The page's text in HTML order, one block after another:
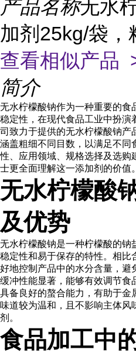
产品名称无水
加剂25kg/袋，
查看相似产品
简介
无水柠檬酸钠作为一种重要的食
稳定性，在现代食品工业中扮演
司致力于提供的无水柠檬酸钠产
涵盖粗细不同目数，以满足不同
性、应用领域、规格选择及选购
士更全面理解这一添加剂的价值。
无水柠檬酸
及优势
无水柠檬酸钠是一种柠檬酸的钠
稳定性和易于保存的特性。相比
好地控制产品中的水分含量，避
缓冲性能显著，能够有效调节食
具备良好的螯合能力，有助于金
味道较为温和，且不影响主体
剂。
食品加工中